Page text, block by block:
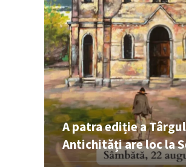
A patra ediție a
Antichități are loc la